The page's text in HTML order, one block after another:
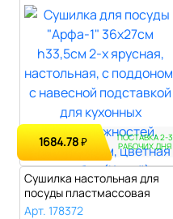
1684.78₽ ПОСТАВКА 2-3
РАБОЧИХ ДНЯ
Сушилка настольная для
посуды пластмассовая
"Антик" 51х..
Арт. 178372